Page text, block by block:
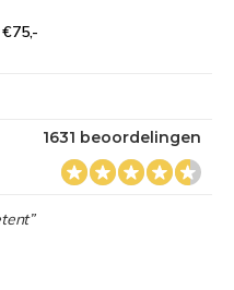
1631 beoordelingen